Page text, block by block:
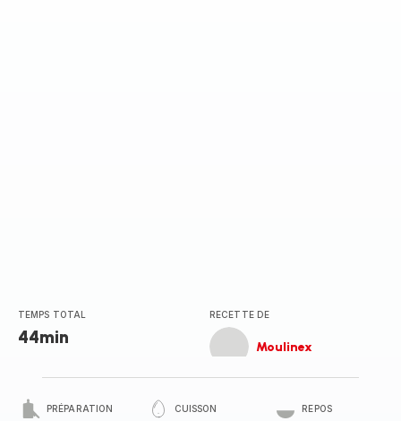
TEMPS TOTAL
44min
RECETTE DE
Moulinex
PRÉPARATION CUISSON REPOS